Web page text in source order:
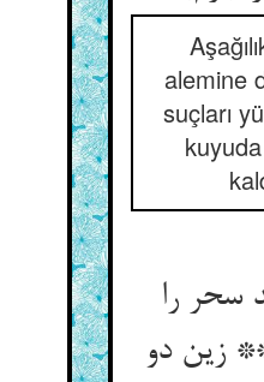
alemine
suçları
سحر را
زین دو